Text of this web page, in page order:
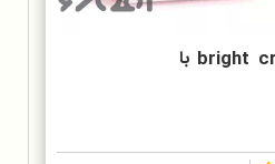
عطر ورساچ اصل bright crystal با